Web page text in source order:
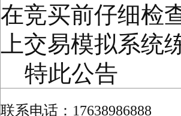
在竞买前仔细检
上交易模拟系统
特此公告
联系电话：17638986888